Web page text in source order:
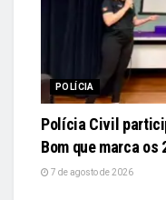
POLÍCIA
Polícia Civil
Bom que marca os
7 de agosto de 2026